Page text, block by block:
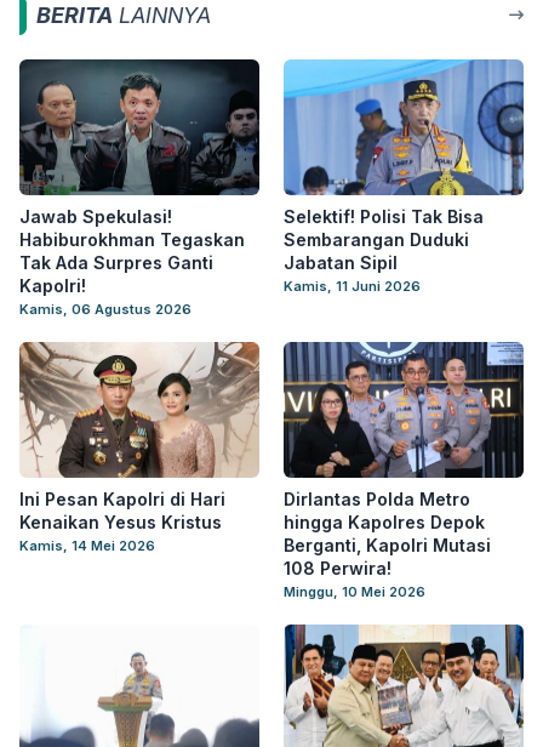
BERITA LAINNYA
Jawab Spekulasi!
Habiburokhman Tegaskan
Tak Ada Surpres Ganti
Kapolri!
Kamis, 06 Agustus 2026
Selektif! Polisi Tak Bisa
Sembarangan Duduki
Jabatan Sipil
Kamis, 11 Juni 2026
Ini Pesan Kapolri di Hari
Kenaikan Yesus Kristus
Kamis, 14 Mei 2026
Dirlantas Polda Metro
hingga Kapolres Depok
Berganti, Kapolri Mutasi
108 Perwira!
Minggu, 10 Mei 2026